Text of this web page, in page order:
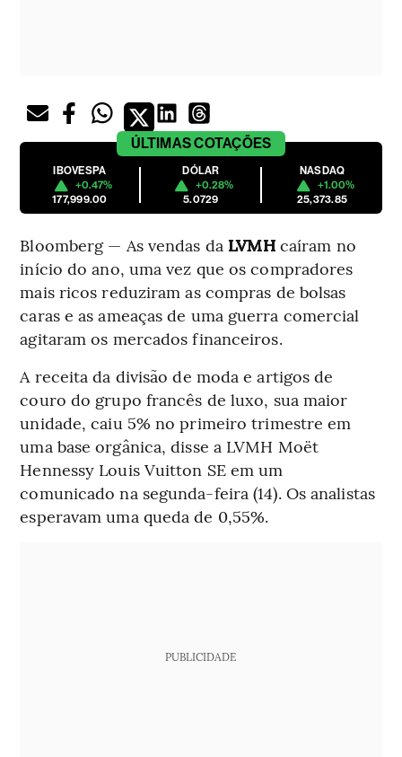
ÚLTIMASCOTAÇÕES
IBOVESPA
+0.47%
177,999.00
DÓLAR
+0.28%
5.0729
NASDAQ
+1.00%
25,373.85
Bloomberg — As vendas da LVMHcaíram no
início do ano, uma vez que os compradores
mais ricos reduziram as compras de bolsas
caras e as ameaças de uma guerra comercial
agitaram os mercados financeiros.
A receita da divisão de moda e artigos de
couro do grupo francês de luxo, sua maior
unidade, caiu 5% no primeiro trimestre em
uma base orgânica, disse a LVMH Moët
Hennessy Louis Vuitton SE em um
comunicado na segunda-feira (14). Os analistas
esperavam uma queda de 0,55%.
PUBLICIDADE